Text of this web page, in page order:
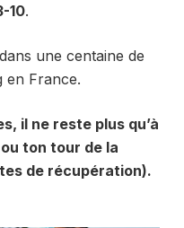
10.
une centaine de
en France.
il ne reste plus qu’à
ton tour de la
de récupération).